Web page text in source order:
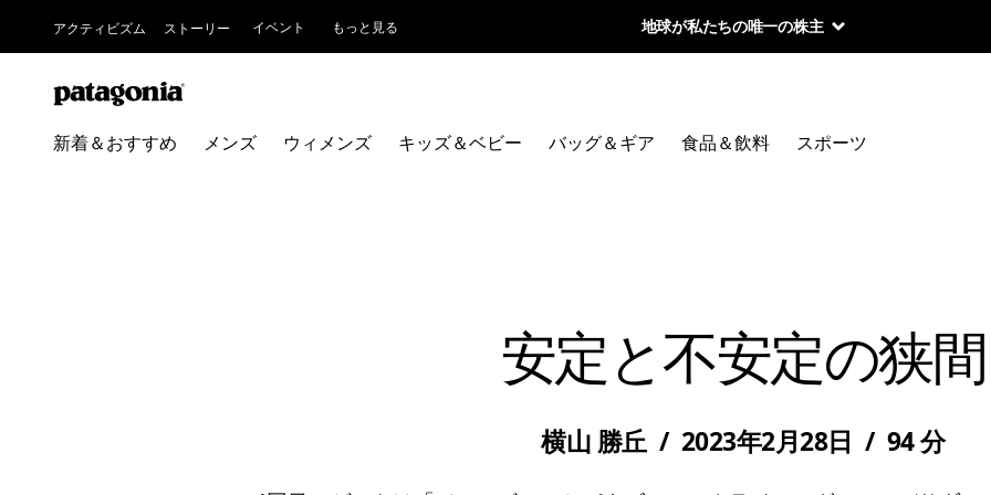
アクティビズム ストーリー イベント もっと見る 地球が私たちの唯一の株主
新着＆おすすめ メンズ ウィメンズ キッズ＆ベビー バッグ＆ギア 食品＆飲料 スポーツ
安定と不安定の狭間
横山 勝丘 / 2023年2月28日 / 94 分